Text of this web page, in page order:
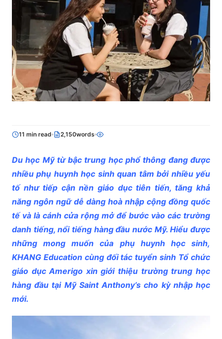
11 min read 2,150words
Du học Mỹ từ bậc trung học phổ thông đang được
nhiều phụ huynh học sinh quan tâm bởi nhiều yếu
tố như tiếp cận nền giáo dục tiên tiến, tăng khả
năng ngôn ngữ dễ dàng hoà nhập cộng đồng quốc
tế và là cánh cửa rộng mở để bước vào các trường
danh tiếng, nổi tiếng hàng đầu nước Mỹ. Hiểu được
những mong muốn của phụ huynh học sinh,
KHANG Education cùng đối tác tuyển sinh Tổ chức
giáo dục Amerigo xin giới thiệu trường trung học
hàng đầu tại Mỹ Saint Anthony’s cho kỳ nhập học
mới.